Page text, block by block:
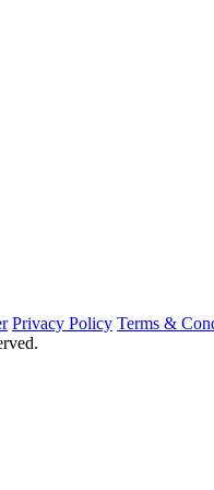
Privacy Policy Terms &